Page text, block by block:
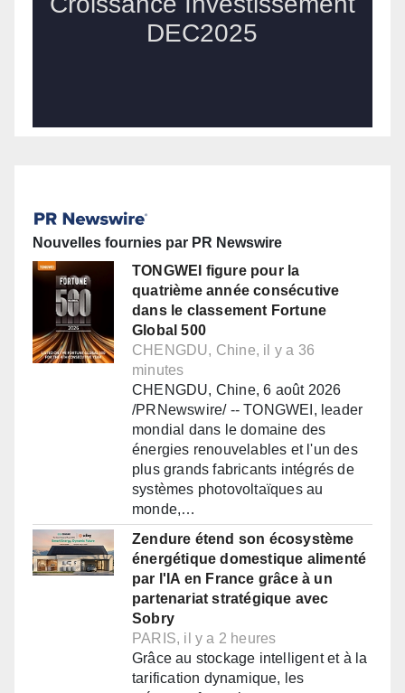
Nouvelles fournies par PR Newswire
TONGWEI figure pour la
quatrième année consécutive
dans le classement Fortune
Global 500
CHENGDU, Chine, il y a 36
minutes
CHENGDU, Chine, 6 août 2026
/PRNewswire/ -- TONGWEI, leader
mondial dans le domaine des
énergies renouvelables et l'un des
plus grands fabricants intégrés de
systèmes photovoltaïques au
monde,…
Zendure étend son écosystème
énergétique domestique alimenté
par l'IA en France grâce à un
partenariat stratégique avec
Sobry
PARIS, il y a 2 heures
Grâce au stockage intelligent et à la
tarification dynamique, les